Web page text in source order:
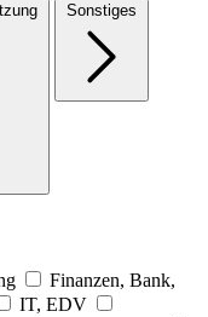
Sonstiges
Finanzen, Bank,
IT, EDV